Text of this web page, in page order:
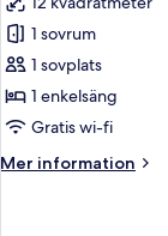
Guests)
foton
för
Standard
enkelrum
1 sovrum
1 sovplats
1 enkelsäng
Gratis wi-fi
Mer information
Mer